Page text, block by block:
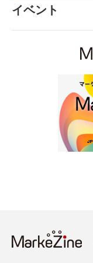
イベント